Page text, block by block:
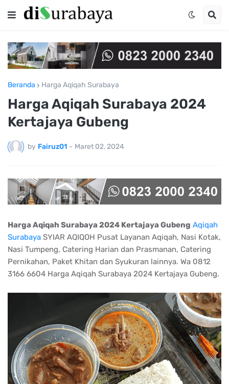
Beranda Harga Aqiqah Surabaya
Harga Aqiqah Surabaya 2024
Kertajaya Gubeng
by Fairuz01 - Maret 02, 2024
Harga Aqiqah Surabaya 2024 Kertajaya Gubeng Aqiqah
Surabaya SYIAR AQIQOH Pusat Layanan Aqiqah, Nasi Kotak,
Nasi Tumpeng, Catering Harian dan Prasmanan, Catering
Pernikahan, Paket Khitan dan Syukuran lainnya. Wa 0812
3166 6604 Harga Aqiqah Surabaya 2024 Kertajaya Gubeng.